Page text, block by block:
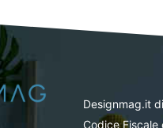
Designmag.it
Codice Fiscale